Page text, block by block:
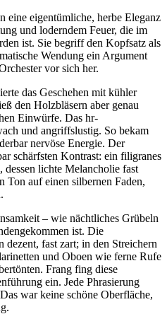
eine eigentümliche, herbe Eleganz
und loderndem Feuer, die im
ist. Sie begriff den Kopfsatz als
Wendung ein Argument
vor sich her.
das Geschehen mit kühler
den Holzbläsern aber genau
Einwürfe. Das hr-
und angriffslustig. So bekam
nervöse Energie. Der
schärfsten Kontrast: ein filigranes
dessen lichte Melancholie fast
Ton auf einen silbernen Faden,
– wie nächtliches Grübeln
ist. Die
dezent, fast zart; in den Streichern
und Oboen wie ferne Rufe
Frang fing diese
ein. Jede Phrasierung
war keine schöne Oberfläche,